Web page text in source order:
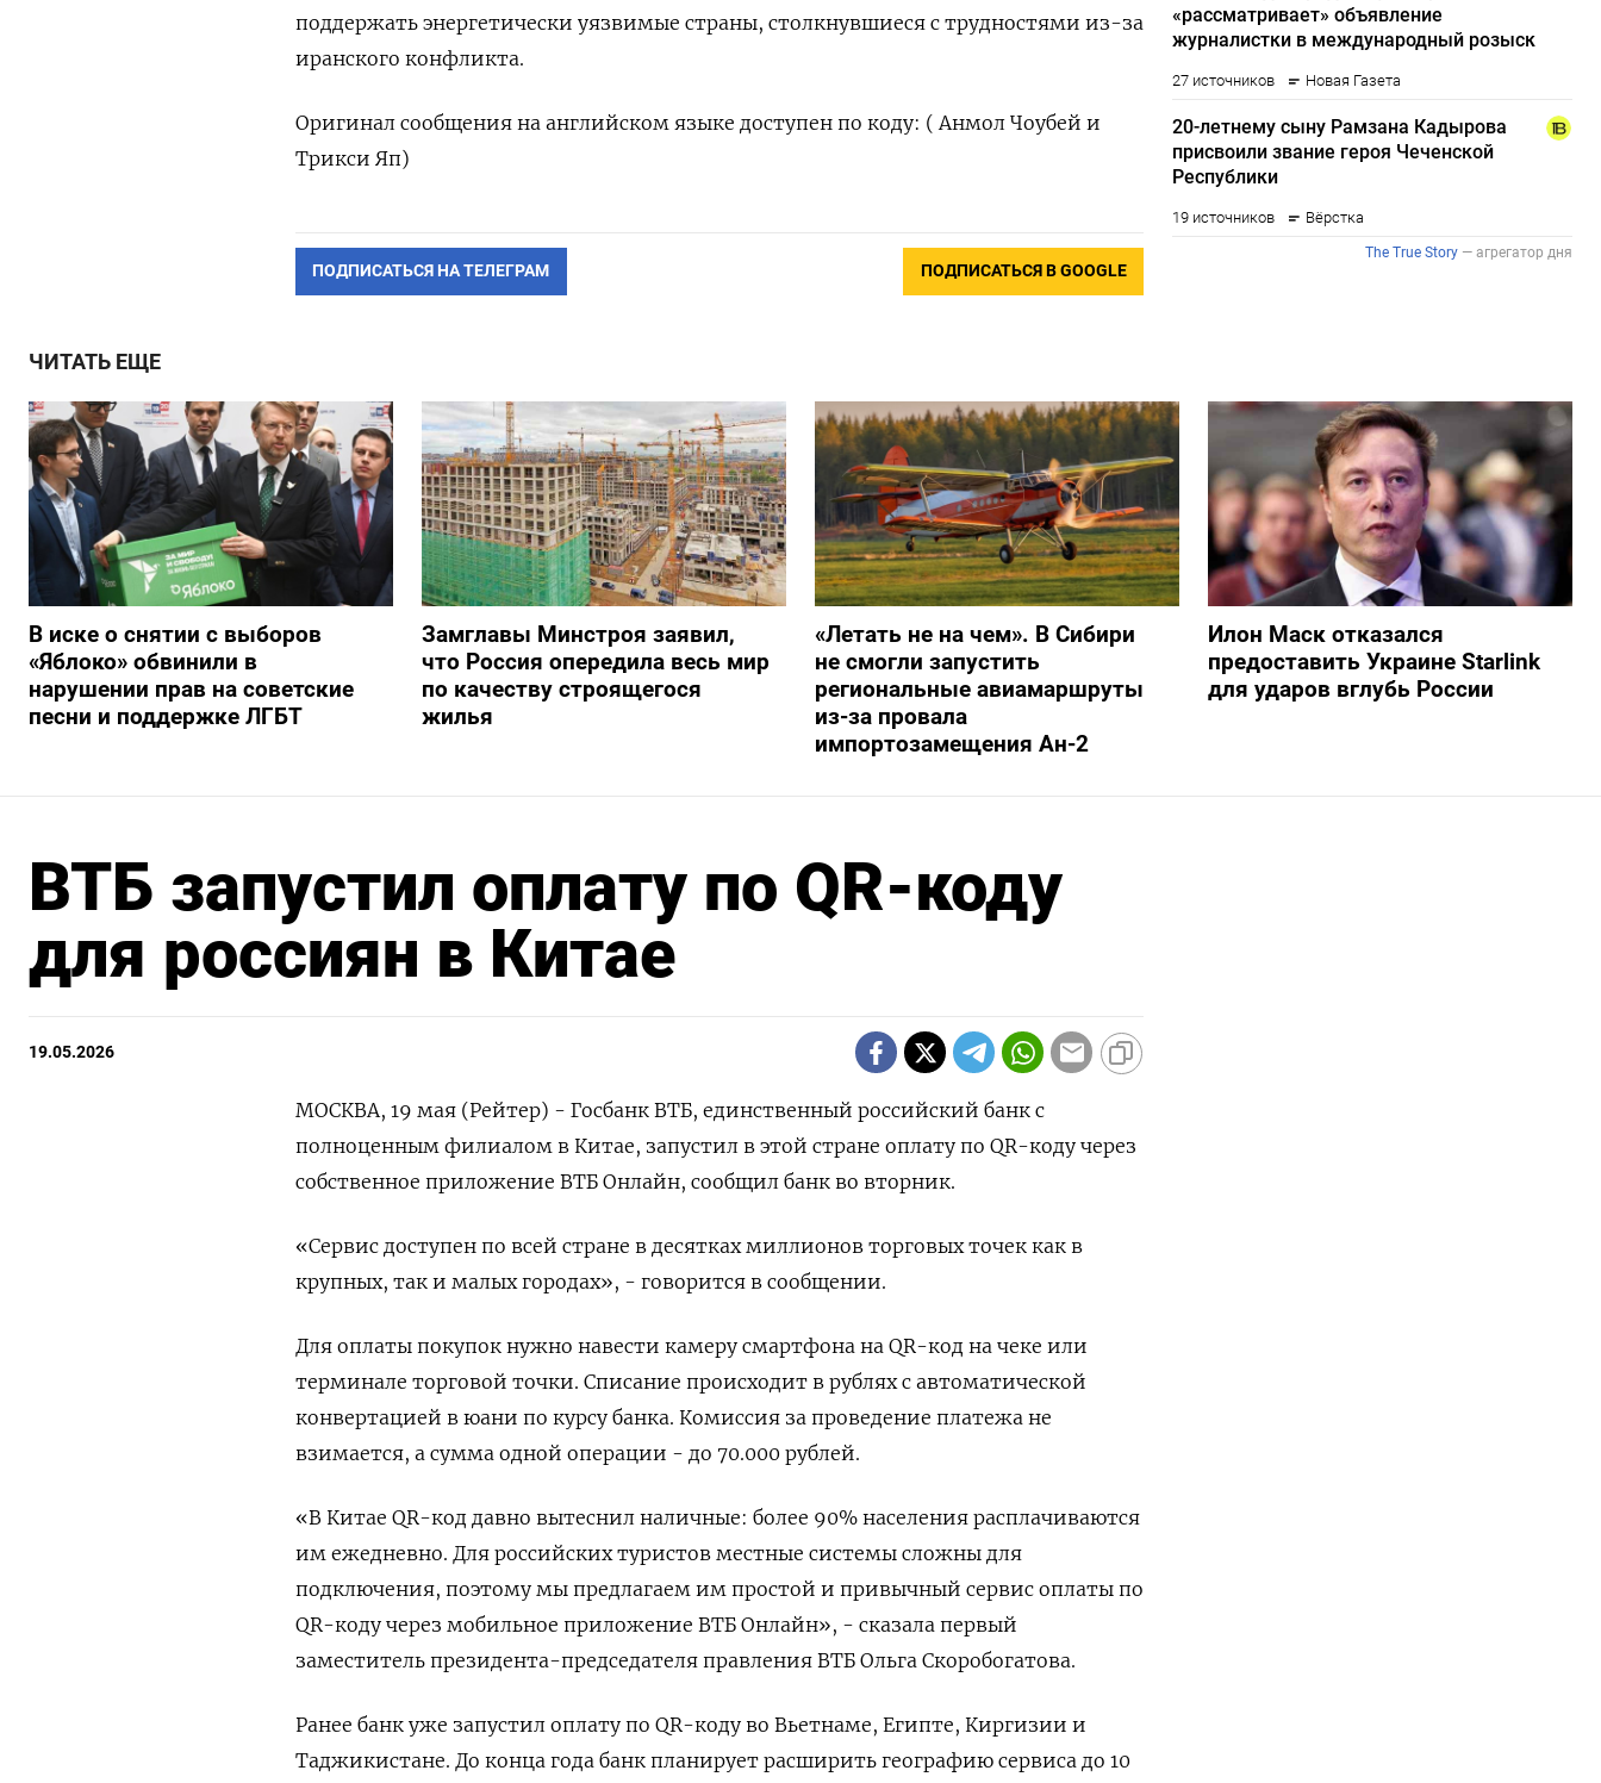
поддержать энергетически уязвимые страны, столкнувшиеся с трудностями из-за
иранского ​конфликта.
Оригинал сообщения на английском языке доступен по ‌коду: ( Анмол Чоубей и
Трикси Яп)
ПОДПИСАТЬСЯ НА ТЕЛЕГРАМ ПОДПИСАТЬСЯ В GOOGLE
ЧИТАТЬ ЕЩЕ
В иске о снятии с выборов
«Яблоко» обвинили в
нарушении прав на советские
песни и поддержке ЛГБТ
Замглавы Минстроя заявил,
что Россия опередила весь мир
по качеству строящегося
жилья
«Летать не на чем». В Сибири
не смогли запустить
региональные авиамаршруты
из-за провала
импортозамещения Ан-2
Илон Маск отказался
предоставить Украине Starlink
для ударов вглубь России
ВТБ запустил оплату по QR-коду
для россиян в Китае
19.05.2026
МОСКВА, 19 мая (Рейтер) - Госбанк ВТБ, единственный российский банк с
полноценным филиалом в Китае, запустил в этой стране оплату по QR-коду через
собственное ‌приложение ВТБ Онлайн, сообщил банк во вторник.
«Сервис доступен по всей стране в десятках миллионов торговых точек как в
крупных, ​так и малых городах», - ​говорится в ​сообщении.
Для оплаты покупок ⁠нужно навести камеру смартфона на ‌QR-код на чеке или
терминале торговой ‌точки. Списание происходит в рублях с автоматической
конвертацией в юани ​по курсу банка. Комиссия за проведение платежа не
‌взимается, а сумма одной операции - до 70.000 рублей.
«В Китае ​QR-код давно вытеснил наличные: более 90% населения расплачиваются
им ‌ежедневно. Для российских туристов местные системы сложны для
подключения, поэтому мы предлагаем им простой и привычный сервис ​оплаты по
QR-коду ​через мобильное ‌приложение ВТБ Онлайн», - сказала первый
заместитель президента-председателя правления ВТБ Ольга ​Скоробогатова.
Ранее банк уже запустил оплату по QR-коду во Вьетнаме, Египте, Киргизии и
Таджикистане. До конца года банк планирует расширить географию сервиса до 10